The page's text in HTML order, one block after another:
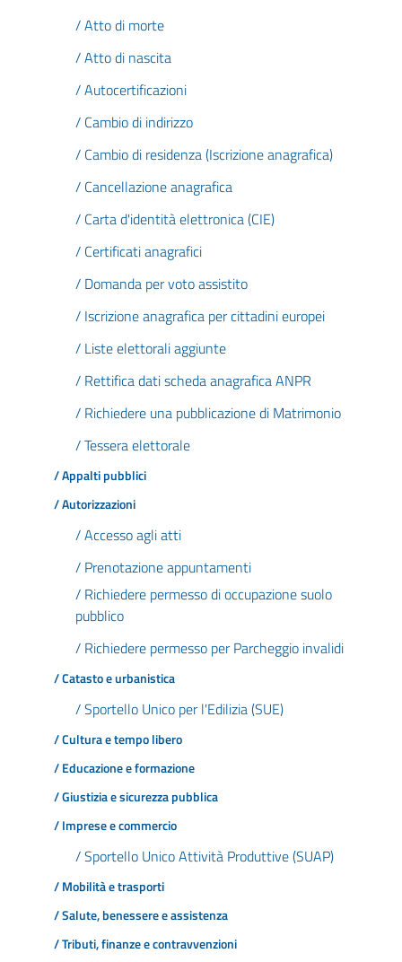
/ Atto di morte
/ Atto di nascita
/ Autocertificazioni
/ Cambio di indirizzo
/ Cambio di residenza (Iscrizione anagrafica)
/ Cancellazione anagrafica
/ Carta d'identità elettronica (CIE)
/ Certificati anagrafici
/ Domanda per voto assistito
/ Iscrizione anagrafica per cittadini europei
/ Liste elettorali aggiunte
/ Rettifica dati scheda anagrafica ANPR
/ Richiedere una pubblicazione di Matrimonio
/ Tessera elettorale
/ Appalti pubblici
/ Autorizzazioni
/ Accesso agli atti
/ Prenotazione appuntamenti
/ Richiedere permesso di occupazione suolo
pubblico
/ Richiedere permesso per Parcheggio invalidi
/ Catasto e urbanistica
/ Sportello Unico per l'Edilizia (SUE)
/ Cultura e tempo libero
/ Educazione e formazione
/ Giustizia e sicurezza pubblica
/ Imprese e commercio
/ Sportello Unico Attività Produttive (SUAP)
/ Mobilità e trasporti
/ Salute, benessere e assistenza
/ Tributi, finanze e contravvenzioni